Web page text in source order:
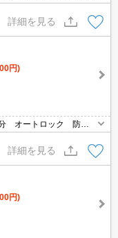
ット・シューズボック
やすく便利です。共用
ど様々な設備やサービ
詳細を見る
円)
オートロック 防犯
詳細を見る
円)